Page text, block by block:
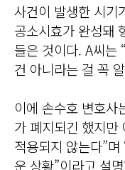
사건이 발생한 시기
공소시효가 완성돼
들은 것이다. A씨는
건 아니라는 걸 꼭
이에 손수호 변호사
가 폐지되긴 했지만
적용되지 않는다”
운 상황”이라고 설